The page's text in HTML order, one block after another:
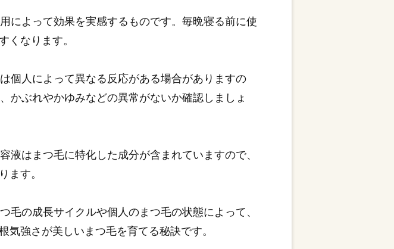
によって効果を実感するものです。毎晩寝る前に使
くなります。
個人によって異なる反応がある場合がありますの
かぶれやかゆみなどの異常がないか確認しましょ
はまつ毛に特化した成分が含まれていますので、
ます。
の成長サイクルや個人のまつ毛の状態によって、
強さが美しいまつ毛を育てる秘訣です。